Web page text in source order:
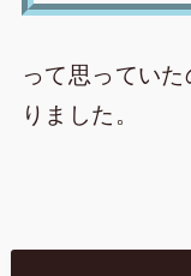
って思ってい
りました。